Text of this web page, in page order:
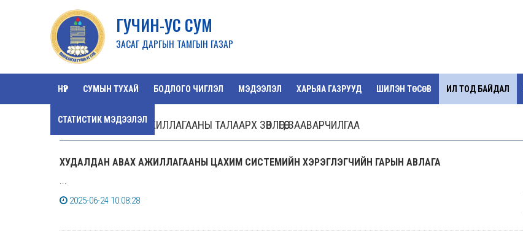
ГУЧИН-УС СУМ
ЗАСАГ ДАРГЫН ТАМГЫН ГАЗАР
НҮҮР СУМЫН ТУХАЙ БОДЛОГО ЧИГЛЭЛ МЭДЭЭЛЭЛ ХАРЬЯА ГАЗРУУД ШИЛЭН ТӨСӨВ ИЛ ТОД БАЙДАЛ
СТАТИСТИК МЭДЭЭЛЭЛ
ХУДАЛДАН АВАХ АЖИЛЛАГААНЫ ТАЛААРХ ЗӨВЛӨГӨӨ, ЗААВАРЧИЛГАА
ХУДАЛДАН АВАХ АЖИЛЛАГААНЫ ЦАХИМ СИСТЕМИЙН ХЭРЭГЛЭГЧИЙН ГАРЫН АВЛАГА
...
2025-06-24 10:08:28